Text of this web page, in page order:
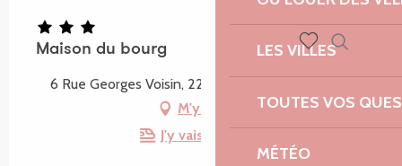
LES VILLES
TOUTES VOS
MÉTÉO
Maison du bourg
6 Rue Georges Voisin, 22810 Plounévez-Moëdec
M'y rendre
J'y vais en train !